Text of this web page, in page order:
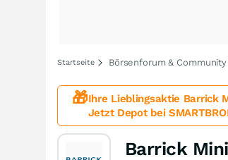
Startseite Börsenforum & Community
🎁Ihre Lieblingsaktie Barrick
Jetzt Depot bei
Barrick